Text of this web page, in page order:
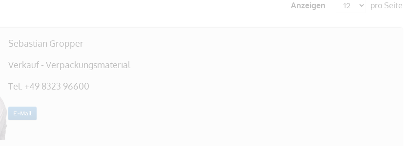
Anzeigen pro Seite
Sebastian Gropper
Verkauf - Verpackungsmaterial
Tel. +49 8323 96600
E-Mail